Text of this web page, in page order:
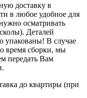
доставку в
в любое удобное для
осматривать
Деталей
упакованы! В случае
время сборки, мы
передать Вам
до квартиры (при